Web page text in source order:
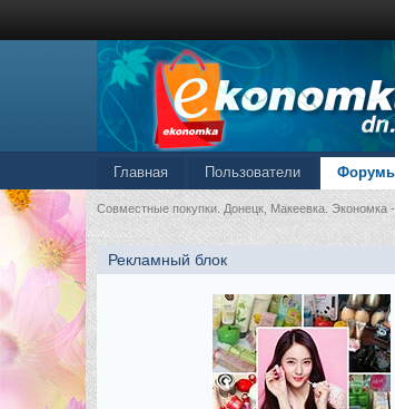
Главная Пользователи
Совместные покупки. Донецк, Макеевка. Экономка
Рекламный блок